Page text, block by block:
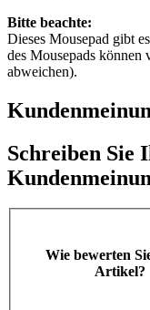
Bitte beachte:
Dieses Mousepad gibt
des Mousepads können
abweichen).
Schreiben Sie
Wie bewerten
Artikel?